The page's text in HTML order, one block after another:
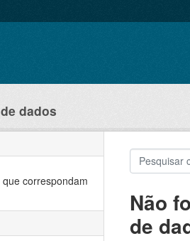
dados
correspondam
Não
de